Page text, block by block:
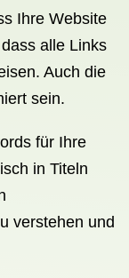
Ihre Website
alle Links
Auch die
sein.
für Ihre
in Titeln
verstehen und